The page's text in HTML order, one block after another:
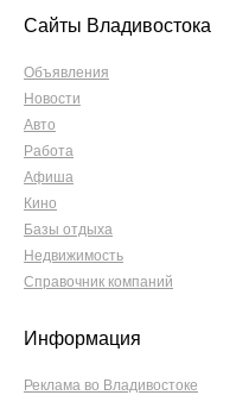
Сайты Владивостока
Объявления
Новости
Авто
Работа
Афиша
Кино
Базы отдыха
Недвижимость
Справочник компаний
Информация
Реклама во Владивостоке